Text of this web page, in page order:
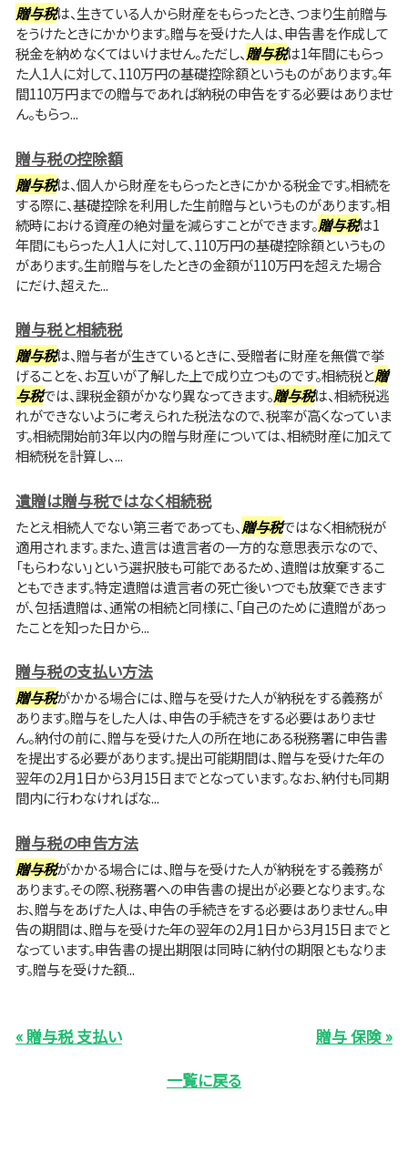
贈与税は、生きている人から財産をもらったとき、つまり生前贈与
をうけたときにかかります。贈与を受けた人は、申告書を作成して
税金を納めなくてはいけません。ただし、贈与税は1年間にもらっ
た人1人に対して、110万円の基礎控除額というものがあります。年
間110万円までの贈与であれば納税の申告をする必要はありませ
ん。もらっ...
贈与税の控除額
贈与税は、個人から財産をもらったときにかかる税金です。相続を
する際に、基礎控除を利用した生前贈与というものがあります。相
続時における資産の絶対量を減らすことができます。贈与税は1
年間にもらった人1人に対して、110万円の基礎控除額というもの
があります。生前贈与をしたときの金額が110万円を超えた場合
にだけ、超えた...
贈与税と相続税
贈与税は、贈与者が生きているときに、受贈者に財産を無償で挙
げることを、お互いが了解した上で成り立つものです。相続税と贈
与税では、課税金額がかなり異なってきます。贈与税は、相続税逃
れができないように考えられた税法なので、税率が高くなっていま
す。相続開始前3年以内の贈与財産については、相続財産に加えて
相続税を計算し、...
遺贈は贈与税ではなく相続税
たとえ相続人でない第三者であっても、贈与税ではなく相続税が
適用されます。また、遺言は遺言者の一方的な意思表示なので、
「もらわない」という選択肢も可能であるため、遺贈は放棄するこ
ともできます。特定遺贈は遺言者の死亡後いつでも放棄できます
が、包括遺贈は、通常の相続と同様に、「自己のために遺贈があっ
たことを知った日から...
贈与税の支払い方法
贈与税がかかる場合には、贈与を受けた人が納税をする義務が
あります。贈与をした人は、申告の手続きをする必要はありませ
ん。納付の前に、贈与を受けた人の所在地にある税務署に申告書
を提出する必要があります。提出可能期間は、贈与を受けた年の
翌年の2月1日から3月15日までとなっています。なお、納付も同期
間内に行わなければな...
贈与税の申告方法
贈与税がかかる場合には、贈与を受けた人が納税をする義務が
あります。その際、税務署への申告書の提出が必要となります。な
お、贈与をあげた人は、申告の手続きをする必要はありません。申
告の期間は、贈与を受けた年の翌年の2月1日から3月15日までと
なっています。申告書の提出期限は同時に納付の期限ともなりま
す。贈与を受けた額...
« 贈与税 支払い
贈与 保険 »
一覧に戻る